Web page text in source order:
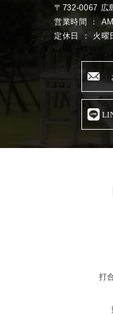
〒732-0067 広
営業時間 ：
定休日 ： 火曜
打